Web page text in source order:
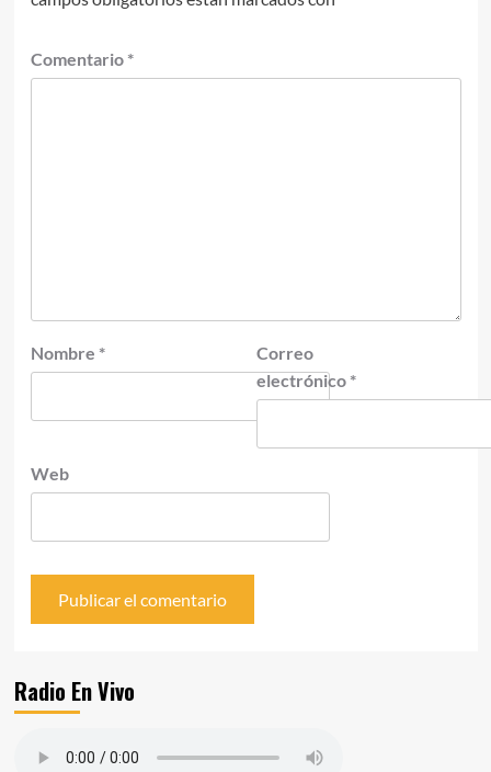
Comentario *
Nombre *
Correo
electrónico *
Web
Radio En Vivo